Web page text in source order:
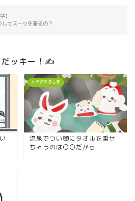
】
してスーツを着るの？
だッキー！✍
からだのふしぎ
温泉でつい頭にタオルを乗せ
ちゃうのは〇〇だから